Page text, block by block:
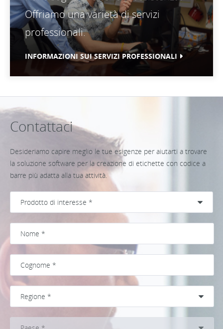
Offriamo una varietà di servizi
professionali.
INFORMAZIONI SUI SERVIZI PROFESSIONALI
Contattaci
Desideriamo capire meglio le tue esigenze per aiutarti a trovare
la soluzione software per la creazione di etichette con codice a
barre più adatta alla tua attività.